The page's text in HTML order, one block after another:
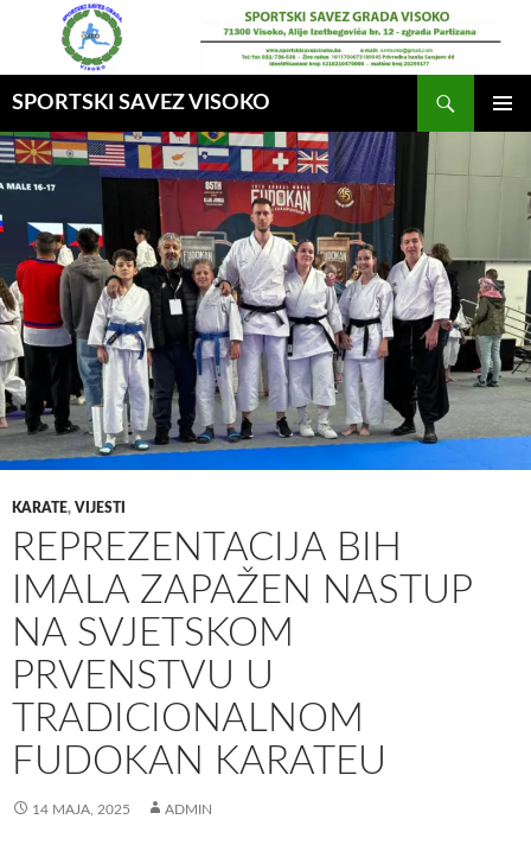
SPORTSKI SAVEZ VISOKO
KARATE, VIJESTI
REPREZENTACIJA BIH
IMALA ZAPAŽEN NASTUP
NA SVJETSKOM
PRVENSTVU U
TRADICIONALNOM
FUDOKAN KARATEU
14 MAJA, 2025 ADMIN